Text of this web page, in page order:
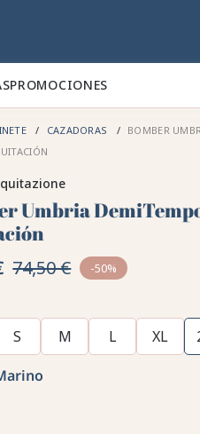
PROMOCIONES
CAZADORAS
BOMBER
Umbria
74,50 € -50%
S M L XL